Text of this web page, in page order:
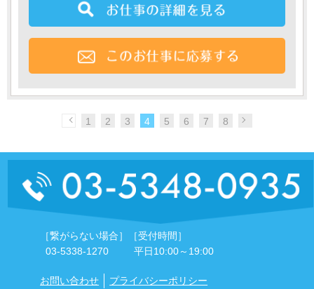
1 2 3 4 5 6 7 8
［繋がらない場合］
03-5338-1270
［受付時間］
平日10:00～19:00
お問い合わせ プライバシーポリシー